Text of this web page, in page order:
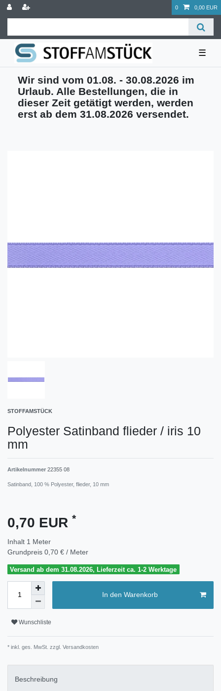
0 0,00 EUR
☰
Wir sind vom 01.08. - 30.08.2026 im
Urlaub. Alle Bestellungen, die in
dieser Zeit getätigt werden, werden
erst ab dem 31.08.2026 versendet.
STOFFAMSTÜCK
Polyester Satinband flieder / iris 10
mm
Artikelnummer 22355 08
Satinband, 100 % Polyester, flieder, 10 mm
0,70 EUR *
Inhalt 1 Meter
Grundpreis 0,70 € / Meter
Versand ab dem 31.08.2026, Lieferzeit ca. 1-2 Werktage
In den Warenkorb
Wunschliste
* inkl. ges. MwSt. zzgl. Versandkosten
Beschreibung